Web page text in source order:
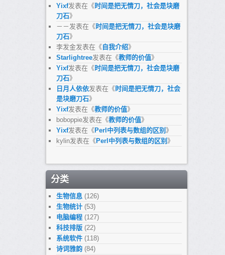
Yixf发表在《 时间是把无情刀，社会是块磨
刀石》
－－发表在《 时间是把无情刀，社会是块磨
刀石》
李发金发表在《 自我介绍》
Starlightree发表在《教师的价值》
Yixf发表在《 时间是把无情刀，社会是块磨
刀石》
日月人依依发表在《 时间是把无情刀，社会
是块磨刀石》
Yixf发表在《教师的价值》
boboppie发表在《教师的价值》
Yixf发表在《 Perl中列表与数组的区别 》
kylin发表在《 Perl中列表与数组的区别 》
分类
生物信息(126)
生物统计(53)
电脑编程(127)
科技排版(22)
系统软件(118)
诗词雅韵(84)